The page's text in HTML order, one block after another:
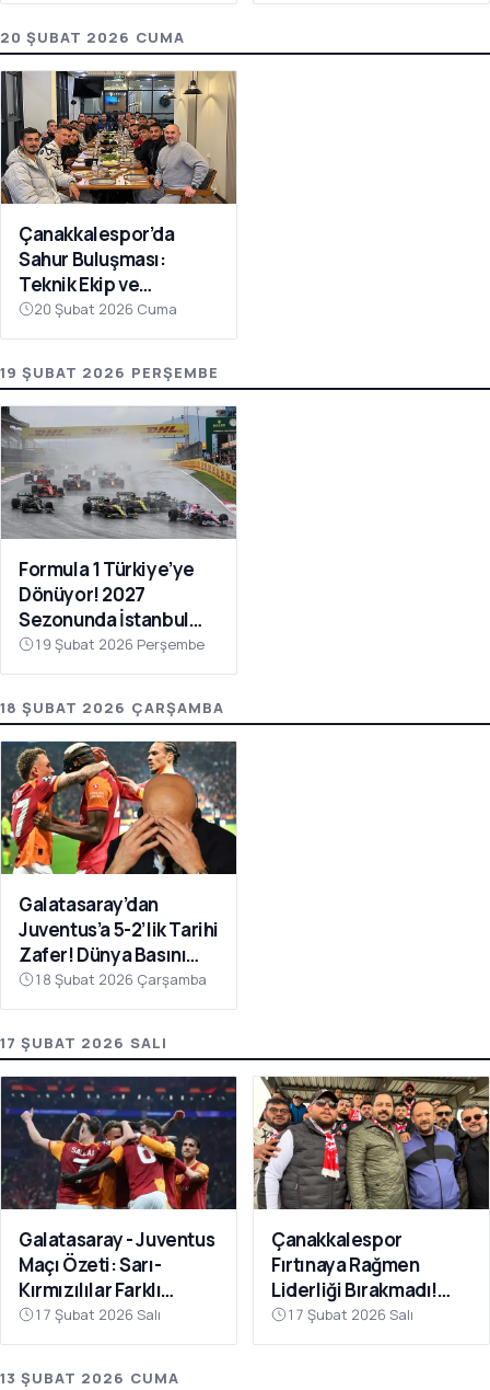
20 ŞUBAT 2026 CUMA
Çanakkalespor’da
Sahur Buluşması:
Teknik Ekip ve
Futbolcular Aynı
Sofrada
20 Şubat 2026 Cuma
19 ŞUBAT 2026 PERŞEMBE
Formula 1 Türkiye’ye
Dönüyor! 2027
Sezonunda İstanbul
Park Takvimde
19 Şubat 2026 Perşembe
18 ŞUBAT 2026 ÇARŞAMBA
Galatasaray’dan
Juventus’a 5-2’lik Tarihi
Zafer! Dünya Basını
Manşetlere Taşıdı
18 Şubat 2026 Çarşamba
17 ŞUBAT 2026 SALI
Galatasaray - Juventus
Maçı Özeti: Sarı-
Kırmızılılar Farklı
Kazandı
17 Şubat 2026 Salı
Çanakkalespor
Fırtınaya Rağmen
Liderliği Bırakmadı!
Bayramiç
Deplasmanında Kritik 3
17 Şubat 2026 Salı
13 ŞUBAT 2026 CUMA